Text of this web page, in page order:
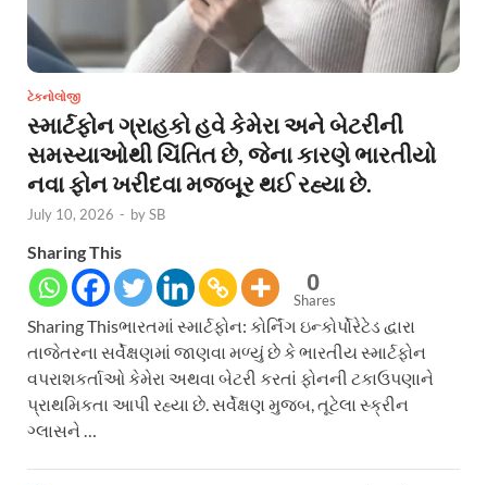
ટેકનોલોજી
સ્માર્ટફોન ગ્રાહકો હવે કેમેરા અને બેટરીની
સમસ્યાઓથી ચિંતિત છે, જેના કારણે ભારતીયો
નવા ફોન ખરીદવા મજબૂર થઈ રહ્યા છે.
July 10, 2026 - bySB
Sharing This
0
Shares
Sharing Thisભારતમાં સ્માર્ટફોન: કોર્નિંગ ઇન્કોર્પોરેટેડ દ્વારા
તાજેતરના સર્વેક્ષણમાં જાણવા મળ્યું છે કે ભારતીય સ્માર્ટફોન
વપરાશકર્તાઓ કેમેરા અથવા બેટરી કરતાં ફોનની ટકાઉપણાને
પ્રાથમિકતા આપી રહ્યા છે. સર્વેક્ષણ મુજબ, તૂટેલા સ્ક્રીન
ગ્લાસને …